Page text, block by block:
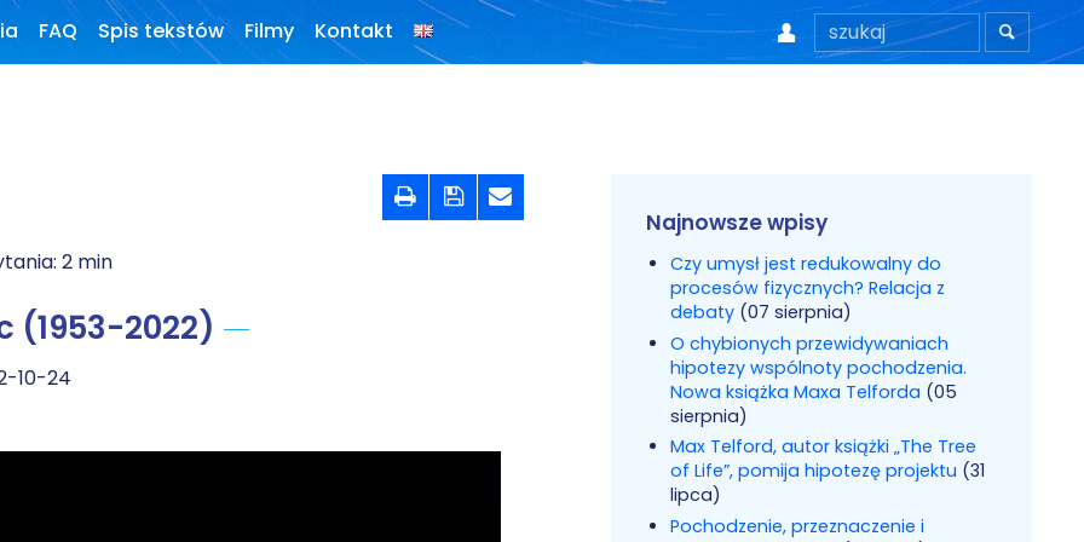
FAQ Spis tekstów Filmy
FAQ
Kontakt  
  
(1953-2022)
2min
10-24
Najnowsze wpisy
Czy umysł jest redukowalny do
procesów fizycznych? Relacja z
debaty (07 sierpnia)
O chybionych przewidywaniach
hipotezy wspólnoty pochodzenia.
Nowa książka Maxa Telforda (05
sierpnia)
Max Telford, autor książki „The Tree
of Life”, pomija hipotezę projektu (31
lipca)
Pochodzenie, przeznaczenie i